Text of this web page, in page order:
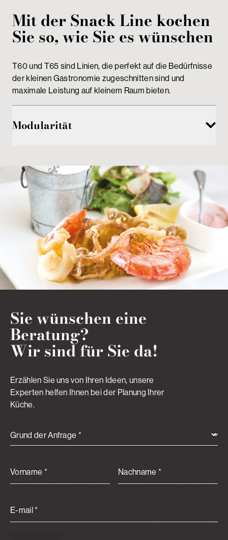
Mit der Snack Line kochen
Sie so, wie Sie es wünschen
T60 und T65 sind Linien, die perfekt auf die Bedürfnisse
der kleinen Gastronomie zugeschnitten sind und
maximale Leistung auf kleinem Raum bieten.
Modularität
Sie wünschen eine
Beratung?
Wir sind für Sie da!
Erzählen Sie uns von Ihren Ideen, unsere
Experten helfen Ihnen bei der Planung Ihrer
Küche.
Grund der Anfrage *
Vorname * Nachname *
E-mail *